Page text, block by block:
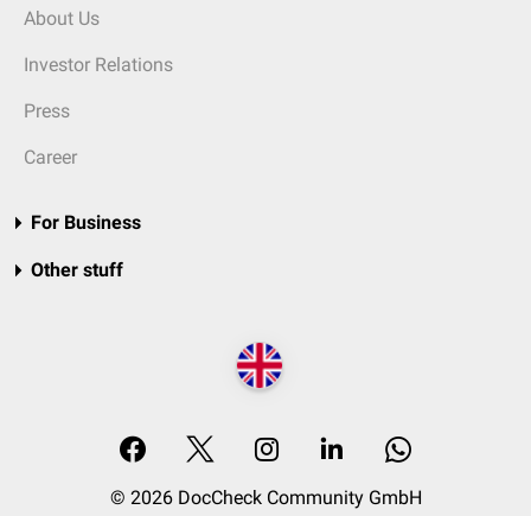
About Us
Investor Relations
Press
Career
For Business
Other stuff
© 2026 DocCheck Community GmbH